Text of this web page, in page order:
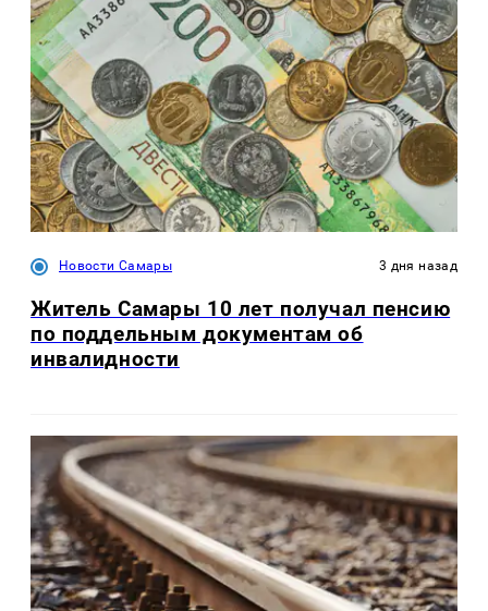
Новости Самары 3 дня назад
Житель Самары 10 лет получал пенсию
по поддельным документам об
инвалидности